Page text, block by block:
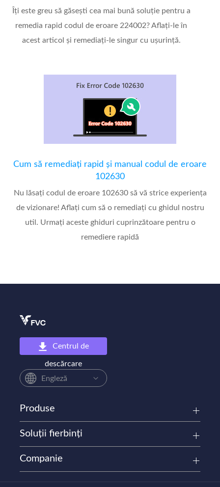
Îți este greu să găsești cea mai bună soluție pentru a
remedia rapid codul de eroare 224002? Aflați-le în
acest articol și remediați-le singur cu ușurință.
Cum să remediați rapid și manual codul de eroare
102630
Nu lăsați codul de eroare 102630 să vă strice experiența
de vizionare! Aflați cum să o remediați cu ghidul nostru
util. Urmați aceste ghiduri cuprinzătoare pentru o
remediere rapidă
Centrul de
descărcare
Engleză
Produse
Soluții fierbinți
Companie